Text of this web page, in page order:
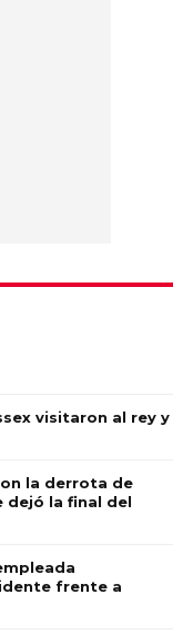
visitaron al rey y
la derrota de
dejó la final del
frente a